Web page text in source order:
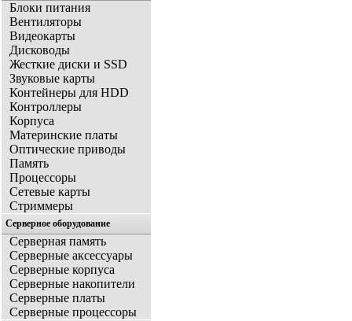
Блоки питания
Вентиляторы
Видеокарты
Дисководы
Жесткие диски и SSD
Звуковые карты
Контейнеры для HDD
Контроллеры
Корпуса
Материнские платы
Оптические приводы
Память
Процессоры
Сетевые карты
Стриммеры
Серверное оборудование
Серверная память
Серверные аксессуары
Серверные корпуса
Серверные накопители
Серверные платы
Серверные процессоры